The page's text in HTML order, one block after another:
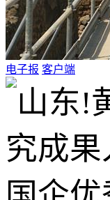
电子报 客户端